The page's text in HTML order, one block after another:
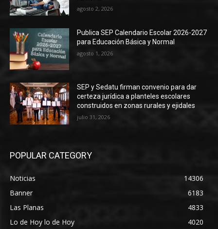
agosto 2, 2026
Publica SEP Calendario Escolar 2026-2027
para Educación Básica y Normal
agosto 1, 2026
SEP y Sedatu firman convenio para dar
certeza jurídica a planteles escolares
construidos en zonas rurales y ejidales
julio 31, 2026
POPULAR CATEGORY
Noticias
14306
Banner
6183
Las Planas
4833
Lo de Hoy lo de Hoy
4020